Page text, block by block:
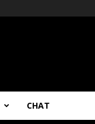
CHAT